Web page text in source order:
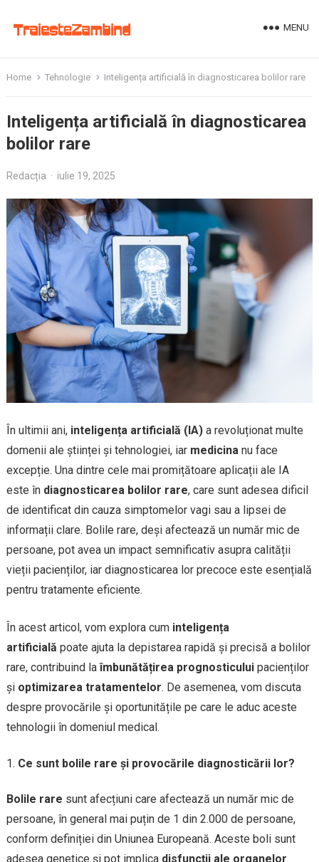
MENU
Home Tehnologie Inteligența artificială în diagnosticarea bolilor rare
Inteligența artificială în diagnosticarea
bolilor rare
Redacția · iulie 19, 2025
În ultimii ani, inteligența artificială (IA)a revoluționat multe
domenii ale științei și tehnologiei, iar medicinanu face
excepție. Una dintre cele mai promițătoare aplicații ale IA
este în diagnosticarea bolilor rare, care sunt adesea dificil
de identificat din cauza simptomelor vagi sau a lipsei de
informații clare. Bolile rare, deși afectează un număr mic de
persoane, pot avea un impact semnificativ asupra calității
vieții pacienților, iar diagnosticarea lor precoce este esențială
pentru tratamente eficiente.
În acest articol, vom explora cum inteligența
artificială poate ajuta la depistarea rapidă și precisă a bolilor
rare, contribuind laîmbunătățirea prognosticuluipacienților
și optimizarea tratamentelor. De asemenea, vom discuta
despre provocările și oportunitățile pe care le aduc aceste
tehnologii în domeniul medical.
Ce sunt bolile rare și provocările diagnosticării lor?
Bolile rare sunt afecțiuni care afectează un număr mic de
persoane, în general mai puțin de 1 din 2.000 de persoane,
conform definiției din Uniunea Europeană. Aceste boli sunt
adesea genetice și pot implica disfuncții ale organelor